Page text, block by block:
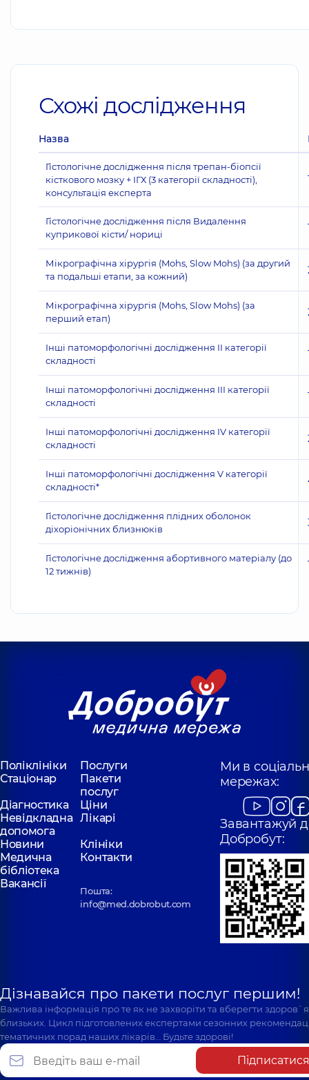
Схожі дослідження
Назва
Гістологічне дослідження після трепан-біопсії
кісткового мозку + ІГХ (3 категорії складності),
консультація експерта
Гістологічне дослідження після Видалення
куприкової кісти/ нориці
Мікрографічна хірургія (Mohs, Slow Mohs) (за другий
та подальші етапи, за кожний)
Мікрографічна хірургія (Mohs, Slow Mohs) (за
перший етап)
Інші патоморфологічні дослідження II категорії
складності
Інші патоморфологічні дослідження III категорії
складності
Інші патоморфологічні дослідження IV категорії
складності
Інші патоморфологічні дослідження V категорії
складності*
Гістологічне дослідження плідних оболонок
діхоріонічних близнюків
Гістологічне дослідження абортивного матеріалу (до
12 тижнів)
Поліклініки
Послуги
Стаціонар
Пакети
послуг
Діагностика
Ціни
Невідкладна
допомога
Лікарі
Новини
Клініки
Медична
бібліотека
Контакти
Вакансії
Пошта:
info@med.dobrobut.com
Ми в
мережах:
Завантажуй
Добробут:
Дізнавайся про пакети послуг першим!
Важлива інформація про те як не захворіти та вберегти
близьких. Цикл підготовлених експертами сезонних
тематичних порад наших лікарів… Будьте здорові!
Підписатися